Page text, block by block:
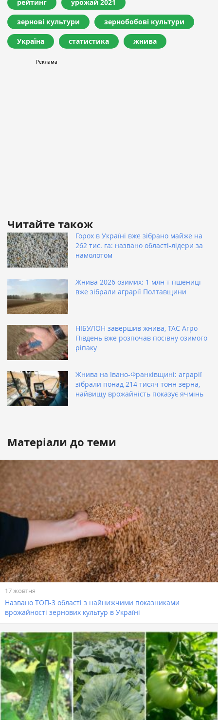
рейтинг урожай 2021
зернові культури зернобобові культури
Україна статистика жнива
Читайте також
Горох в Україні вже зібрано майже на
262 тис. га: названо області-лідери за
намолотом
Жнива 2026 озимих: 1 млн т пшениці
вже зібрали аграрії Полтавщини
НІБУЛОН завершив жнива, ТАС Агро
Південь вже розпочав посівну озимого
ріпаку
Жнива на Івано-Франківщині: аграрії
зібрали понад 214 тисяч тонн зерна,
найвищу врожайність показує ячмінь
Матеріали до теми
17 жовтня
Названо ТОП-3 області з найнижчими показниками
врожайності зернових культур в Україні